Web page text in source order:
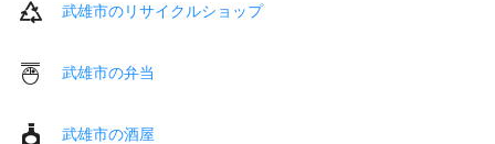
武雄市のリサイクルショップ
武雄市の弁当
武雄市の酒屋